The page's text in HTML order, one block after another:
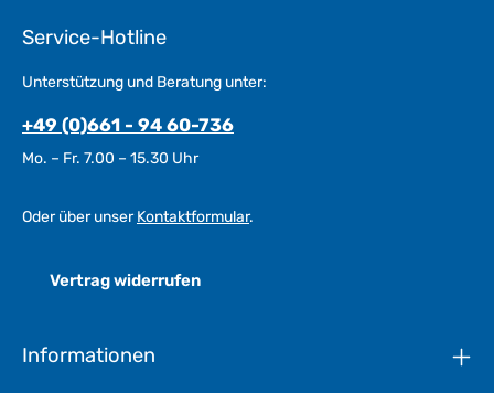
Service-Hotline
Unterstützung und Beratung unter:
+49 (0)661 - 94 60-736
Mo. – Fr. 7.00 – 15.30 Uhr
Oder über unserKontaktformular.
Vertrag widerrufen
Informationen